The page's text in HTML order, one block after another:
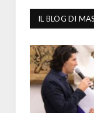
IL BLOG DI